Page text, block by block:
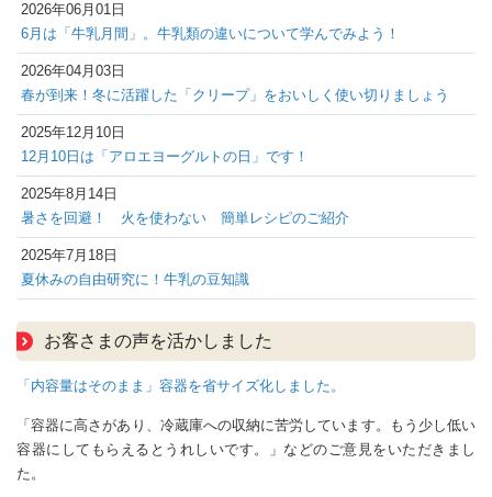
2026年06月01日
6月は「牛乳月間」。牛乳類の違いについて学んでみよう！
2026年04月03日
春が到来！冬に活躍した「クリープ」をおいしく使い切りましょう
2025年12月10日
12月10日は「アロエヨーグルトの日」です！
2025年8月14日
暑さを回避！ 火を使わない 簡単レシピのご紹介
2025年7月18日
夏休みの自由研究に！牛乳の豆知識
お客さまの声を活かしました
「内容量はそのまま」容器を省サイズ化しました。
「容器に高さがあり、冷蔵庫への収納に苦労しています。もう少し低い
容器にしてもらえるとうれしいです。」などのご意見をいただきまし
た。